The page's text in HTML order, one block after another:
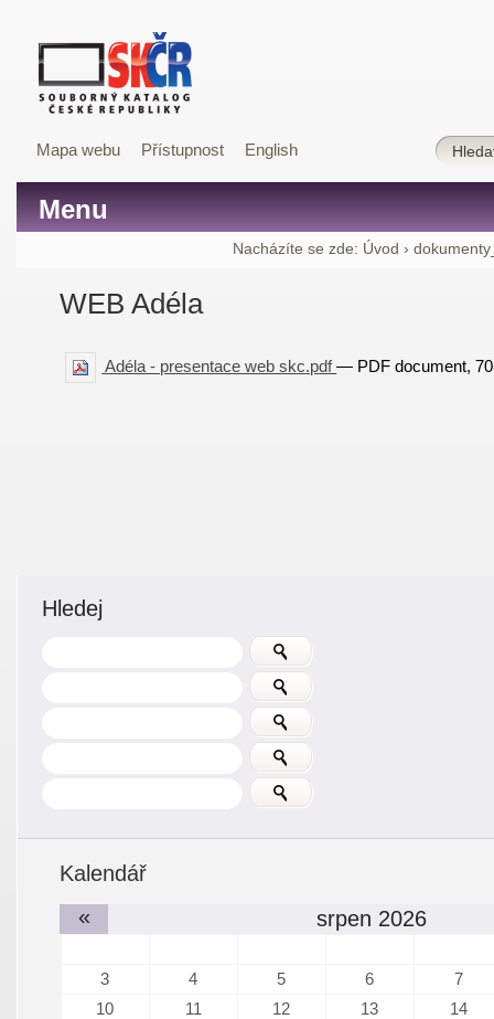
Mapa webu Přístupnost English
Menu
Nacházíte se zde: Úvod ›
WEB Adéla
Adéla - presentace web skc.pdf— PDF document,
Hledej
Kalendář
«
srpen 2026
3 4 5 6
7
10
11 12 13
14